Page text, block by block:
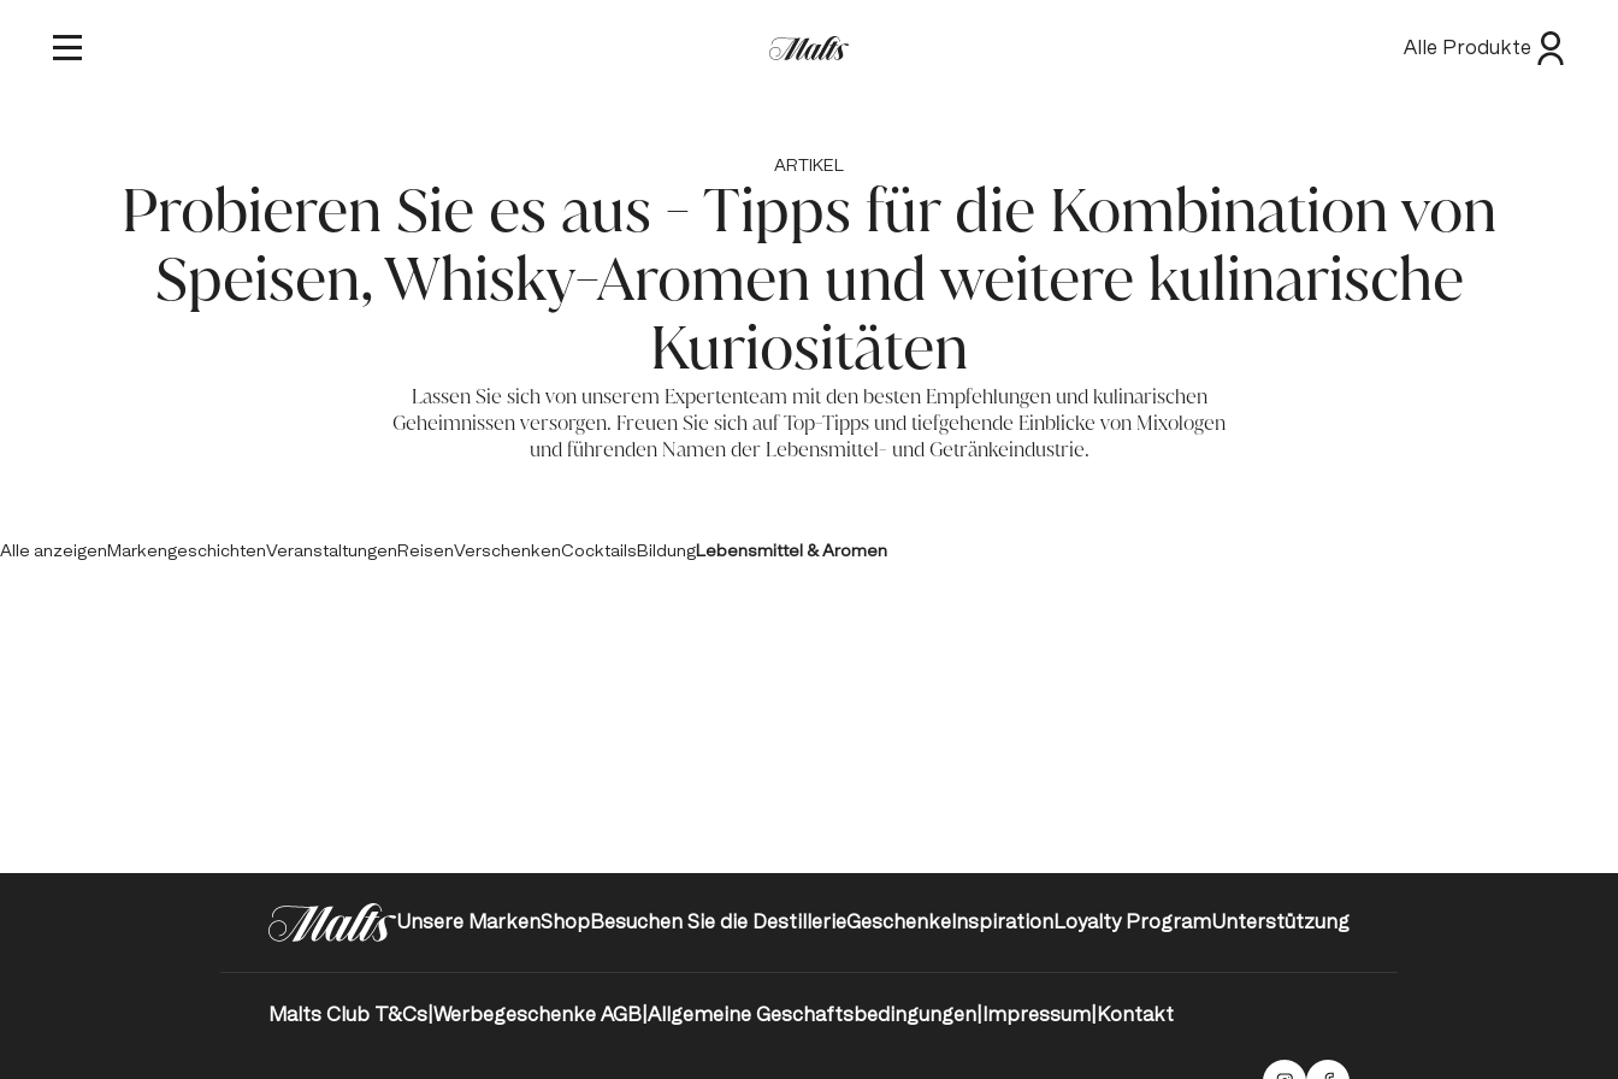
Alle Produkte
ARTIKEL
Probieren Sie es aus - Tipps für die Kombination von
Speisen, Whisky-Aromen und weitere kulinarische
Kuriositäten
Lassen Sie sich von unserem Expertenteam mit den besten Empfehlungen und kulinarischen
Geheimnissen versorgen. Freuen Sie sich auf Top-Tipps und tiefgehende Einblicke von Mixologen
und führenden Namen der Lebensmittel- und Getränkeindustrie.
Alle anzeigenMarkengeschichtenVeranstaltungenReisenVerschenkenCocktailsBildungLebensmittel & Aromen
Unsere MarkenShopBesuchen Sie die DestillerieGeschenkeInspirationLoyalty ProgramUnterstützung
Malts Club T&Cs Werbegeschenke AGB Allgemeine Geschaftsbedingungen Impressum Kontakt